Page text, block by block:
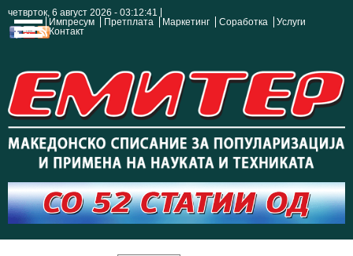
четврток, 6 август 2026 - 03:12:42
Импресум
Претплата Маркетинг Соработка
Услуги
Контакт